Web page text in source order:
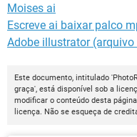
Moises ai
Escreve ai baixar palco
Adobe illustrator (arquivo
Este documento, intitulado
graça', está disponível sob a
modificar o conteúdo desta
licença. Não se esqueça de